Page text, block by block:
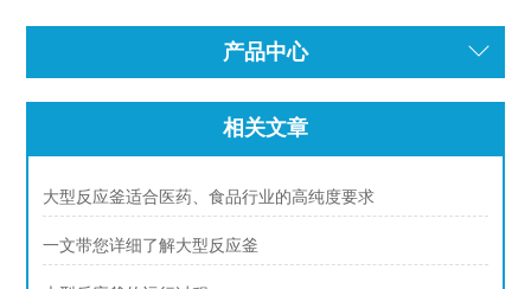
产品中心
相关文章
大型反应釜适合医药、食品行业的高纯度要求
一文带您详细了解大型反应釜